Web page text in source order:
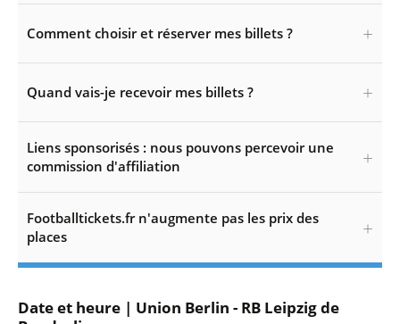
Comment choisir et réserver mes billets ?
Quand vais-je recevoir mes billets ?
Liens sponsorisés : nous pouvons percevoir une
commission d'affiliation
Footballtickets.fr n'augmente pas les prix des
places
Date et heure | Union Berlin - RB Leipzig de